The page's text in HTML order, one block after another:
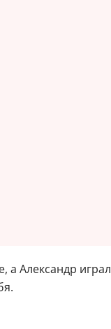
Александр